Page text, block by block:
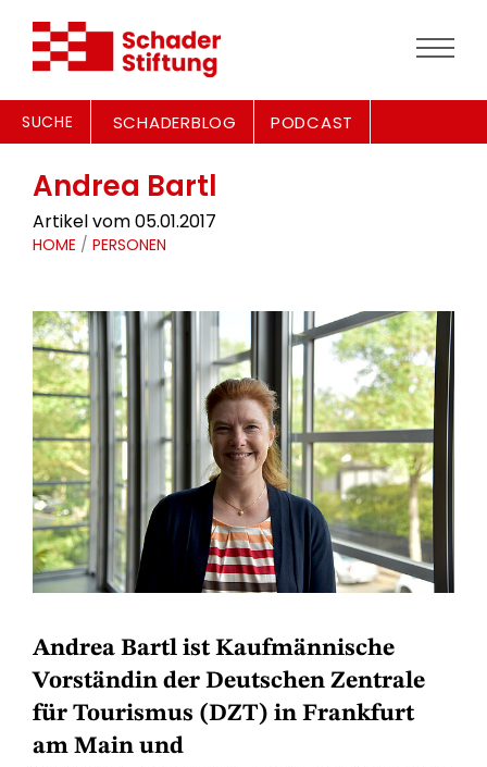
SUCHE SCHADERBLOG PODCAST
Andrea Bartl
Artikel vom 05.01.2017
HOME / PERSONEN
Andrea Bartl ist Kaufmännische
Vorständin der Deutschen Zentrale
für Tourismus (DZT) in Frankfurt
am Main und